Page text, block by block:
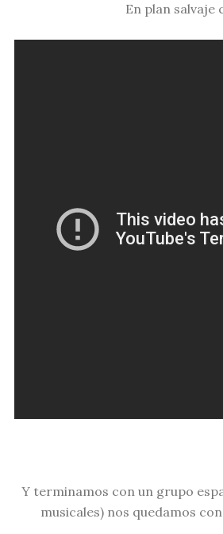
En plan salvaje
Y terminamos con un grupo
musicales) nos quedamos